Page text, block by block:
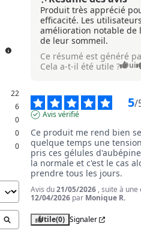
22
6
0
0
0
Produit très apprécié
efficacité. Les
amélioration notable de
de leur sommeil.
Ce résumé est généré
Cela a-t-il été utile ? Oui
5/
Avis vérifié
Ce produit me rend bien
quelque temps une
pris ces gélules
la normale et c'est le cas
prendre tous les jours.
Avis du21/05/2026 , suite à
12/04/2026 par Monique R.
Utile(0) Signaler